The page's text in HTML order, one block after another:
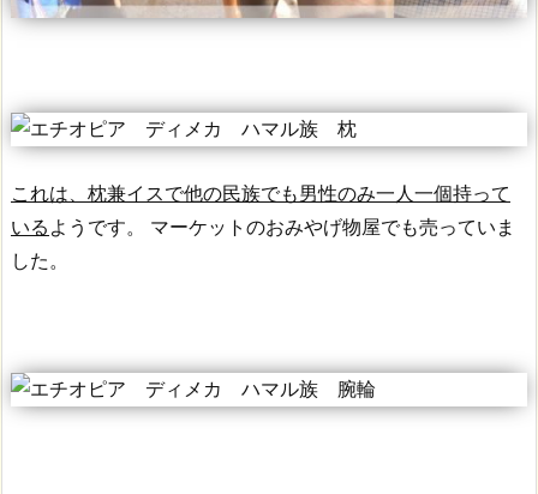
これは、枕兼イスで他の民族でも男性のみ一人一個持って
いる ようです。
マーケットのおみやげ物屋でも売っていま
した。